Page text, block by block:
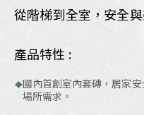
從階梯到全室，安全
產品特性 :
國內首創室內套磚，居家
場所需求。